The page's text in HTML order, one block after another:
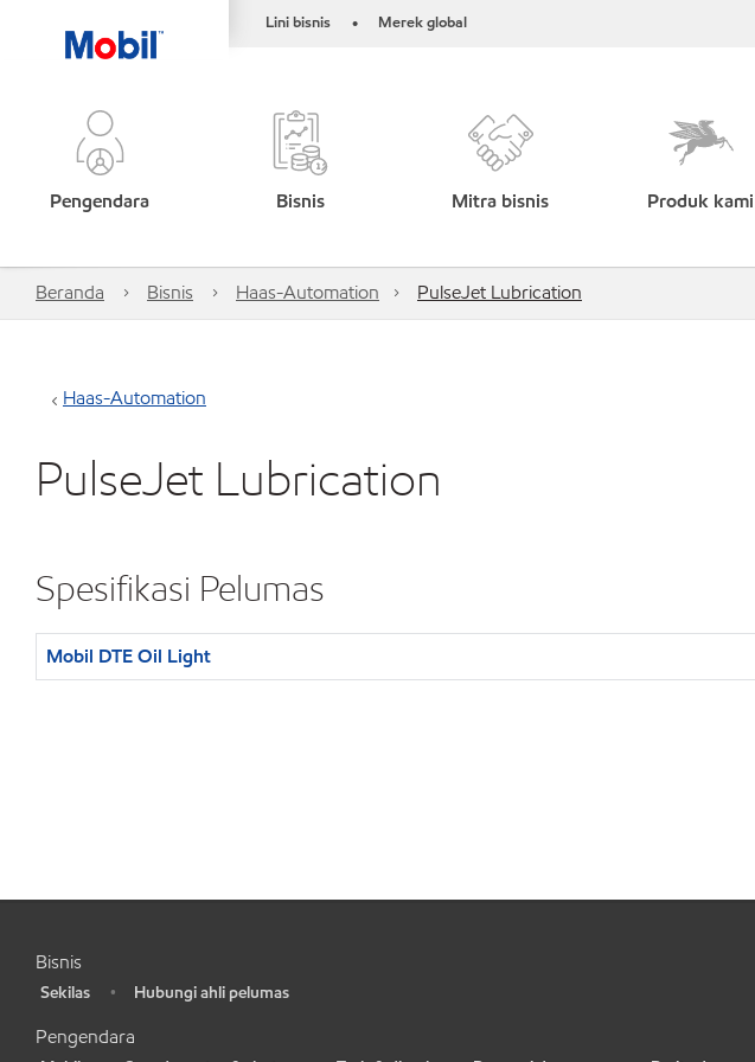
Lini bisnis • Merek global
Pengendara Bisnis Mitra bisnis Produk kami
Beranda Bisnis Haas-Automation PulseJet Lubrication
Haas-Automation
PulseJet Lubrication
Spesifikasi Pelumas
Mobil DTE Oil Light
Bisnis
Sekilas • Hubungi ahli pelumas
Pengendara